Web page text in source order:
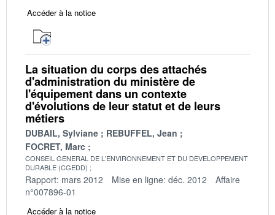
Accéder à la notice
La situation du corps des attachés
d'administration du ministère de
l'équipement dans un contexte
d'évolutions de leur statut et de leurs
métiers
DUBAIL, Sylviane
REBUFFEL, Jean
FOCRET, Marc
CONSEIL GENERAL DE L'ENVIRONNEMENT ET DU DEVELOPPEMENT
DURABLE (CGEDD)
Rapport: mars 2012 Mise en ligne: déc. 2012
Affaire
n°007896-01
Accéder à la notice